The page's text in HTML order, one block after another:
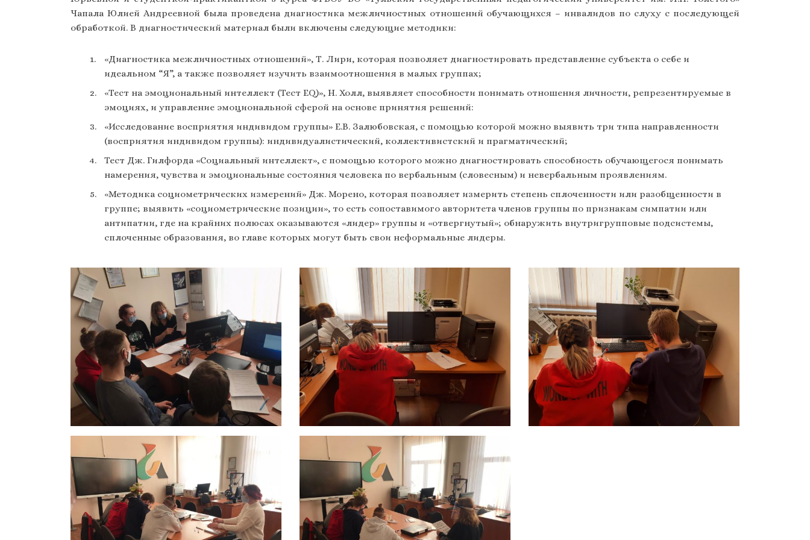
Чапала Юлией Андреевной была проведена диагностика межличностных отношений обучающихся – инвалидов по слуху с последующей
обработкой. В диагностический материал были включены следующие методики:
«Диагностика межличностных отношений», Т. Лири, которая позволяет диагностировать представление субъекта о себе и
идеальном “Я”, а также позволяет изучить взаимоотношения в малых группах;
«Тест на эмоциональный интеллект (Тест EQ)», Н. Холл, выявляет способности понимать отношения личности, репрезентируемые в
эмоциях, и управление эмоциональной сферой на основе принятия решений:
«Исследование восприятия индивидом группы» Е.В. Залюбовская, с помощью которой можно выявить три типа направленности
(восприятия индивидом группы): индивидуалистический, коллективистский и прагматический;
Тест Дж. Гилфорда «Социальный интеллект», с помощью которого можно диагностировать способность обучающегося понимать
намерения, чувства и эмоциональные состояния человека по вербальным (словесным) и невербальным проявлениям.
«Методика социометрических измерений» Дж. Морено, которая позволяет измерить степень сплоченности или разобщенности в
группе; выявить «социометрические позиции», то есть сопоставимого авторитета членов группы по признакам симпатии или
антипатии, где на крайних полюсах оказываются «лидер» группы и «отвергнутый»; обнаружить внутригрупповые подсистемы,
сплоченные образования, во главе которых могут быть свои неформальные лидеры.